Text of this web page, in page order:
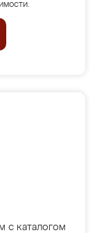
с каталогом